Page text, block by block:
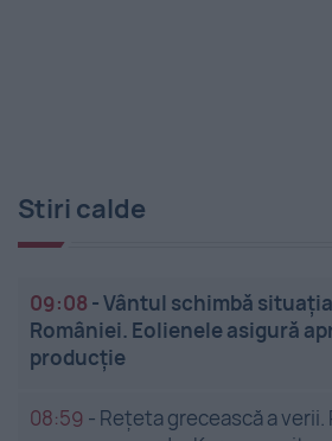
Stiri calde
09:08 -Vântul schimbă
României. Eolienele asigură
producție
08:59 - Rețeta grecească a